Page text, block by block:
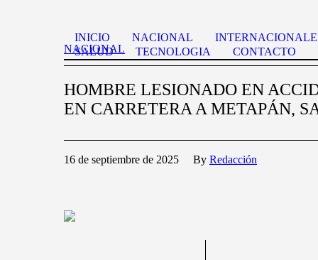
INICIO NACIONAL
SALUD
TECNOLOGIA CONTACTO
NACIONAL
HOMBRE LESIONADO EN
EN CARRETERA A METAPÁN,
16 de septiembre de 2025 By Redacción